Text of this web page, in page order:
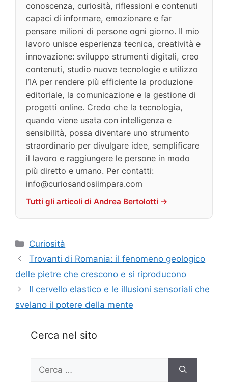
conoscenza, curiosità, riflessioni e contenuti
capaci di informare, emozionare e far
pensare milioni di persone ogni giorno. Il mio
lavoro unisce esperienza tecnica, creatività e
innovazione: sviluppo strumenti digitali, creo
contenuti, studio nuove tecnologie e utilizzo
l’IA per rendere più efficiente la produzione
editoriale, la comunicazione e la gestione di
progetti online. Credo che la tecnologia,
quando viene usata con intelligenza e
sensibilità, possa diventare uno strumento
straordinario per divulgare idee, semplificare
il lavoro e raggiungere le persone in modo
più diretto e umano. Per contatti:
info@curiosandosiimpara.com
Tutti gli articoli di Andrea Bertolotti →
Categorie
Curiosità
Trovanti di Romania: il fenomeno geologico
delle pietre che crescono e si riproducono
Il cervello elastico e le illusioni sensoriali che
svelano il potere della mente
Cerca nel sito
per: